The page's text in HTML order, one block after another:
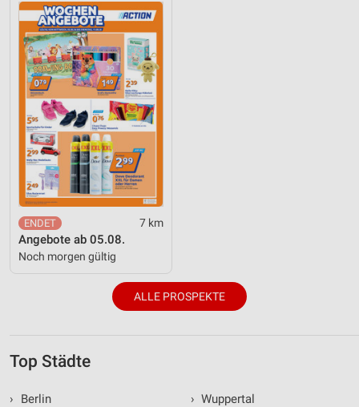
7 km
Angebote ab 05.08.
Noch morgen gültig
ALLE PROSPEKTE
Top Städte
›
Berlin
› Wuppertal